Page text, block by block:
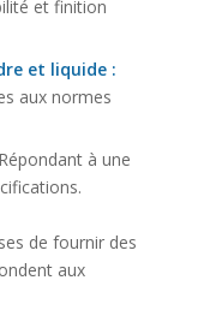
et finition
et liquide :
aux normes
Répondant à une
de fournir des
aux